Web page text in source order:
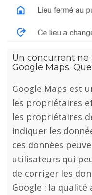
Un concurrent ne
Google Maps.
Google Maps est
les propriétaires
les propriétaires
indiquer les
ces données
utilisateurs qui
de corriger les
Google : la qualité